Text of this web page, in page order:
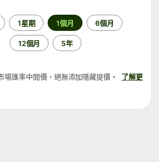
1星期 1個月 6個月
12個月 5年
場匯率中間價，絕無添加隱藏提價。
了解更